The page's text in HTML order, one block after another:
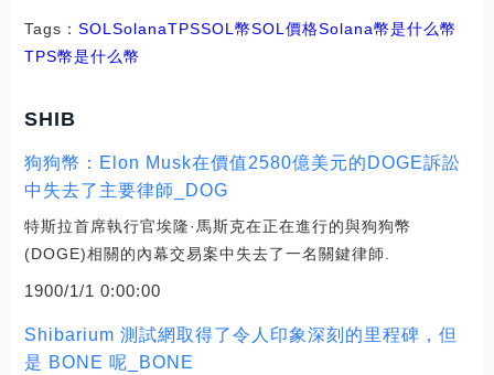
Tags： SOL SolanaTPSSOL幣SOL價格Solana幣是什么幣
TPS幣是什么幣
SHIB
狗狗幣：Elon Musk在價值2580億美元的DOGE訴訟
中失去了主要律師_DOG
特斯拉首席執行官埃隆·馬斯克在正在進行的與狗狗幣
(DOGE)相關的內幕交易案中失去了一名關鍵律師.
1900/1/1 0:00:00
Shibarium 測試網取得了令人印象深刻的里程碑，但
是 BONE 呢_BONE